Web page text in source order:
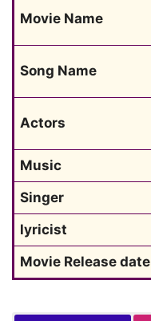
Movie Name
Song Name
Actors
Music
Singer
lyricist
Movie Release date